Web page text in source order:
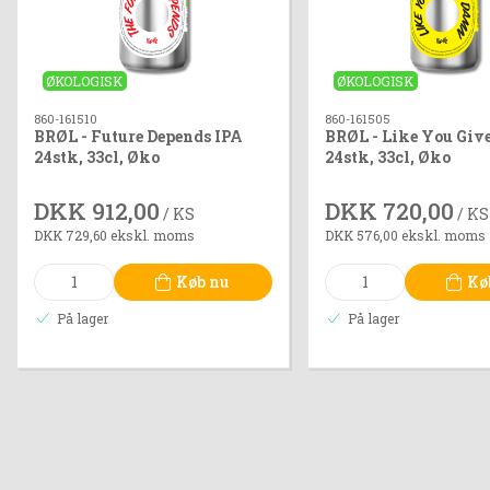
ØKOLOGISK
860-161510
BRØL - Future Depends IPA
24stk, 33cl, Øko
DKK 912,00 / KS
DKK 729,60 ekskl. moms
Køb nu
På lager
ØKOLOGISK
860-161505
BRØL - Like You
24stk, 33cl, Øko
DKK 720,00 / KS
DKK 576,00 ekskl. moms
På lager